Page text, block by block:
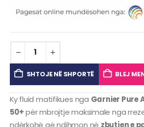
SHTOJE NË SHPORTË BLEJ
Ky fluid matifikues nga Garnier Pure
50+për mbrojtje maksimale nga
ndërkohë që ndihmon në zbutjen e